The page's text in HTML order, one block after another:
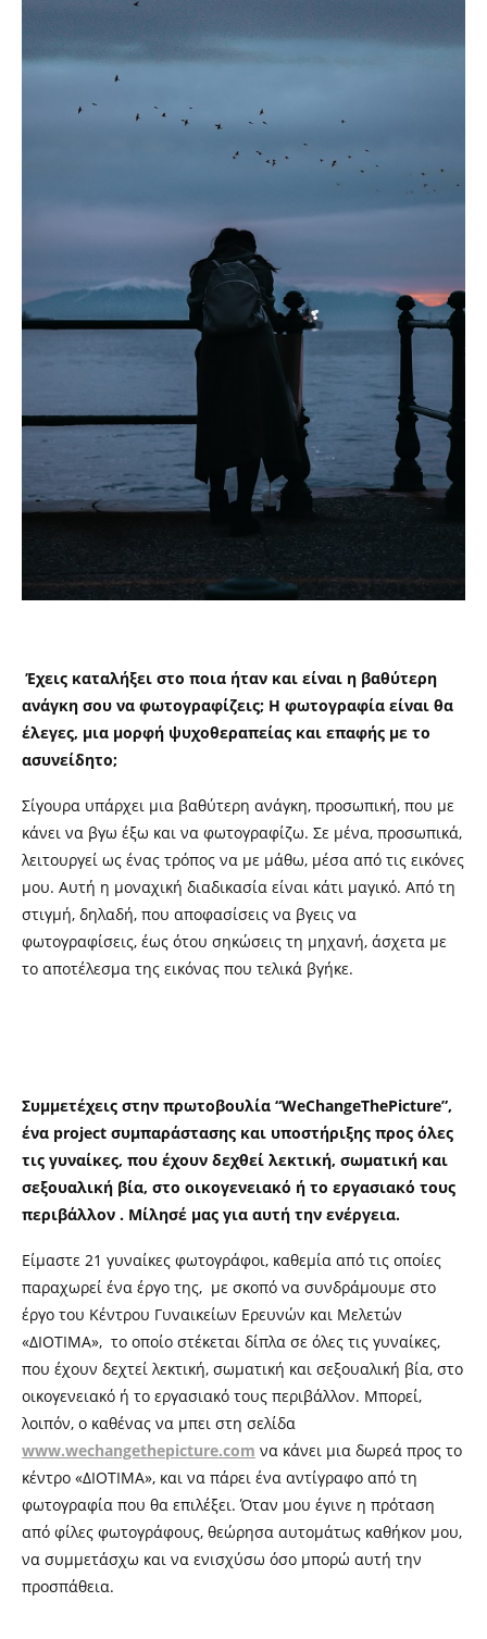
Έχεις καταλήξει στο ποια ήταν και είναι η βαθύτερη
ανάγκη σου να φωτογραφίζεις; Η φωτογραφία είναι θα
έλεγες, μια μορφή ψυχοθεραπείας και επαφής με το
ασυνείδητο;
Σίγουρα υπάρχει μια βαθύτερη ανάγκη, προσωπική, που με
κάνει να βγω έξω και να φωτογραφίζω. Σε μένα, προσωπικά,
λειτουργεί ως ένας τρόπος να με μάθω, μέσα από τις εικόνες
μου. Αυτή η μοναχική διαδικασία είναι κάτι μαγικό. Από τη
στιγμή, δηλαδή, που αποφασίσεις να βγεις να
φωτογραφίσεις, έως ότου σηκώσεις τη μηχανή, άσχετα με
το αποτέλεσμα της εικόνας που τελικά βγήκε.
Συμμετέχεις στην πρωτοβουλία “WeChangeThePicture”,
ένα project συμπαράστασης και υποστήριξης προς όλες
τις γυναίκες, που έχουν δεχθεί λεκτική, σωματική και
σεξουαλική βία, στο οικογενειακό ή το εργασιακό τους
περιβάλλον . Μίλησέ μας για αυτή την ενέργεια.
Είμαστε 21 γυναίκες φωτογράφοι, καθεμία από τις οποίες
παραχωρεί ένα έργο της, με σκοπό να συνδράμουμε στο
έργο του Κέντρου Γυναικείων Ερευνών και Μελετών
«ΔΙΟΤΙΜΑ», το οποίο στέκεται δίπλα σε όλες τις γυναίκες,
που έχουν δεχτεί λεκτική, σωματική και σεξουαλική βία, στο
οικογενειακό ή το εργασιακό τους περιβάλλον. Μπορεί,
λοιπόν, ο καθένας να μπει στη σελίδα
www.wechangethepicture.com να κάνει μια δωρεά προς το
κέντρο «ΔΙΟΤΙΜΑ», και να πάρει ένα αντίγραφο από τη
φωτογραφία που θα επιλέξει. Όταν μου έγινε η πρόταση
από φίλες φωτογράφους, θεώρησα αυτoμάτως καθήκον μου,
να συμμετάσχω και να ενισχύσω όσο μπορώ αυτή την
προσπάθεια.